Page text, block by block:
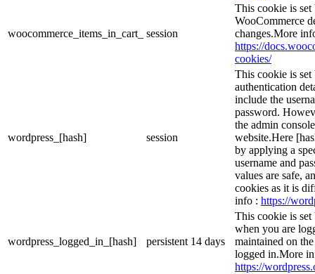
woocommerce_items_in_cart_ session
This cookie is set
WooCommerce
changes.More
https://
cookies/
wordpress_[hash] session
This cookie is set
authentication
include the
password.
the admin
website.Here
by applying a
username and
values are safe,
cookies as it is
info : https://
wordpress_logged_in_[hash] persistent 14 days
This cookie is set
when you are
maintained on
logged in.More
https://